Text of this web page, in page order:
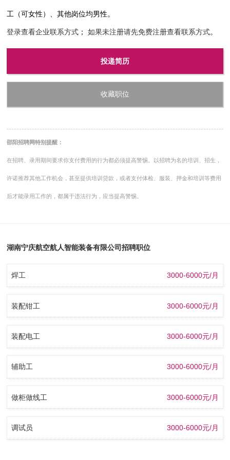
工（可女性）、其他岗位均男性。
登录查看企业联系方式 ； 如果未注册请先免费注册查看联系方式。
投递简历
收藏职位
邵阳招聘网特别提醒：
在招聘、录用期间要求你支付费用的行为都必须提高警惕。以招聘为名的培训、招生，
许诺推荐其他工作机会，甚至提供培训贷款，或者支付体检、服装、押金和培训等费用
后才能录用工作的，都属于违法行为，应当提高警惕。
湖南宁庆航空航人智能装备有限公司招聘职位
焊工 3000-6000元/月
装配钳工 3000-6000元/月
装配电工 3000-6000元/月
辅助工 3000-6000元/月
做柜做线工 3000-6000元/月
调试员 3000-6000元/月